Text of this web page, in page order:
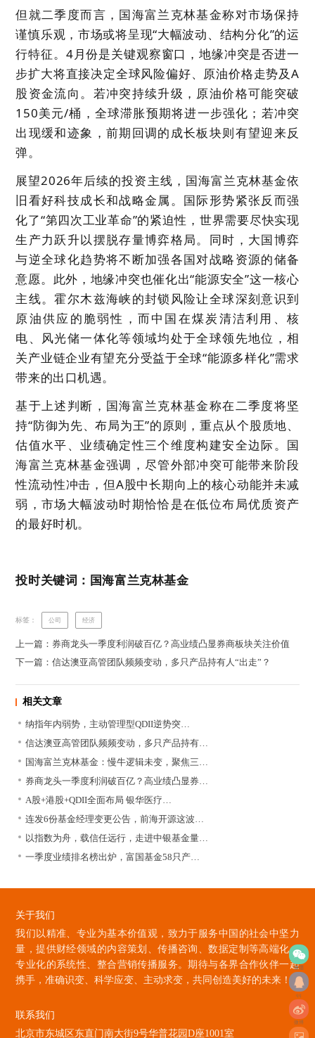
微信
qq
微博
但就二季度而言，国海富兰克林基金称对市场保持
谨慎乐观，市场或将呈现“大幅波动、结构分化”的运
行特征。4月份是关键观察窗口，地缘冲突是否进一
步扩大将直接决定全球风险偏好、原油价格走势及A
股资金流向。若冲突持续升级，原油价格可能突破
150美元/桶，全球滞胀预期将进一步强化；若冲突
出现缓和迹象，前期回调的成长板块则有望迎来反
弹。
展望2026年后续的投资主线，国海富兰克林基金依
旧看好科技成长和战略金属 。国际形势紧张反而强
化了“第四次工业革命”的紧迫性，世界需要尽快实现
生产力跃升以摆脱存量博弈格局。同时，大国博弈
与逆全球化趋势将不断加强各国对战略资源的储备
意愿。此外，地缘冲突也催化出“能源安全”这一核心
主线。霍尔木兹海峡的封锁风险让全球深刻意识到
原油供应的脆弱性，而中国在煤炭清洁利用、核
电、风光储一体化等领域均处于全球领先地位，相
关产业链企业有望充分受益于全球“能源多样化”需求
带来的出口机遇。
基于上述判断，国海富兰克林基金称在二季度将坚
持“防御为先、布局为王”的原则，重点从个股质地、
估值水平、业绩确定性三个维度构建安全边际。国
海富兰克林基金强调，尽管外部冲突可能带来阶段
性流动性冲击，但A股中长期向上的核心动能并未减
弱，市场大幅波动时期恰恰是在低位布局优质资产
的最好时机。
投时关键词：国海富兰克林基金
标签： 公司 经济
上一篇：券商龙头一季度利润破百亿？高业绩凸显券商板块关注价值
下一篇：信达澳亚高管团队频频变动，多只产品持有人“出走”？
相关文章
纳指年内弱势，主动管理型QDII逆势突…
信达澳亚高管团队频频变动，多只产品持有…
国海富兰克林基金：慢牛逻辑未变，聚焦三…
券商龙头一季度利润破百亿？高业绩凸显券…
A股+港股+QDII全面布局 银华医疗…
连发6份基金经理变更公告，前海开源这波…
以指数为舟，载信任远行，走进中银基金量…
一季度业绩排名榜出炉，富国基金58只产…
关于我们
我们以精准、专业为基本价值观，致力于服务中国的社会中坚力
量，提供财经领域的内容策划、传播咨询、数据定制等高端化、
专业化的系统性、整合营销传播服务。期待与各界合作伙伴一起
携手，准确识变、科学应变、主动求变，共同创造美好的未来！
联系我们
北京市东城区东直门南大街9号华普花园D座1001室